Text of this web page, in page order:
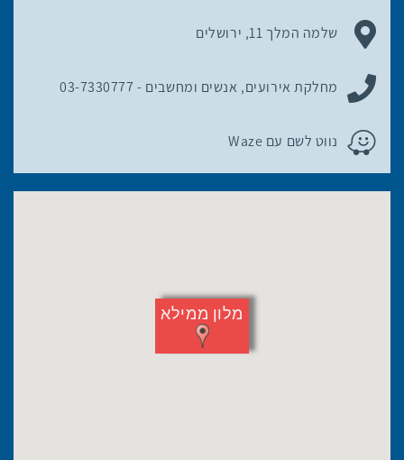
שלמה המלך 11, ירושלים
מחלקת אירועים, אנשים ומחשבים - 03-7330777
נווט לשם עם Waze
האירוע.
כדי
מעל
מלון ממילא